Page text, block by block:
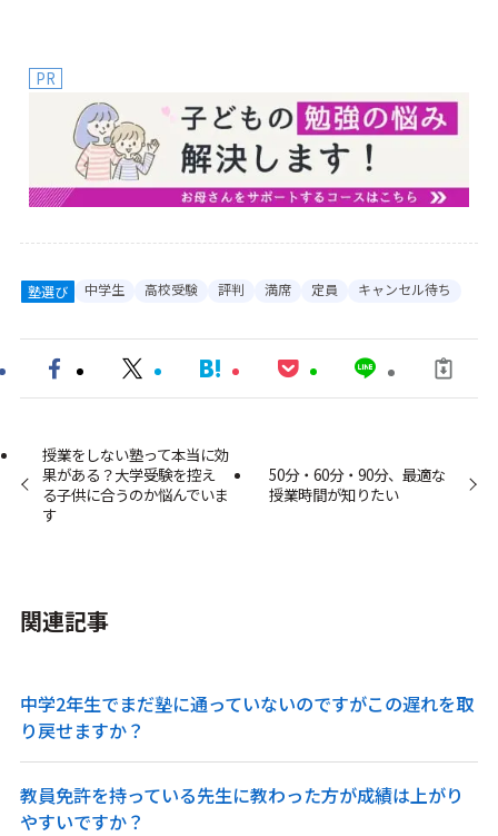
PR
塾選び 中学生 高校受験 評判 満席 定員 キャンセル待ち
授業をしない塾って本当に効
果がある？大学受験を控え
る子供に合うのか悩んでいま
す
50分・60分・90分、最適な
授業時間が知りたい
関連記事
中学2年生でまだ塾に通っていないのですがこの遅れを取
り戻せますか？
教員免許を持っている先生に教わった方が成績は上がり
やすいですか？